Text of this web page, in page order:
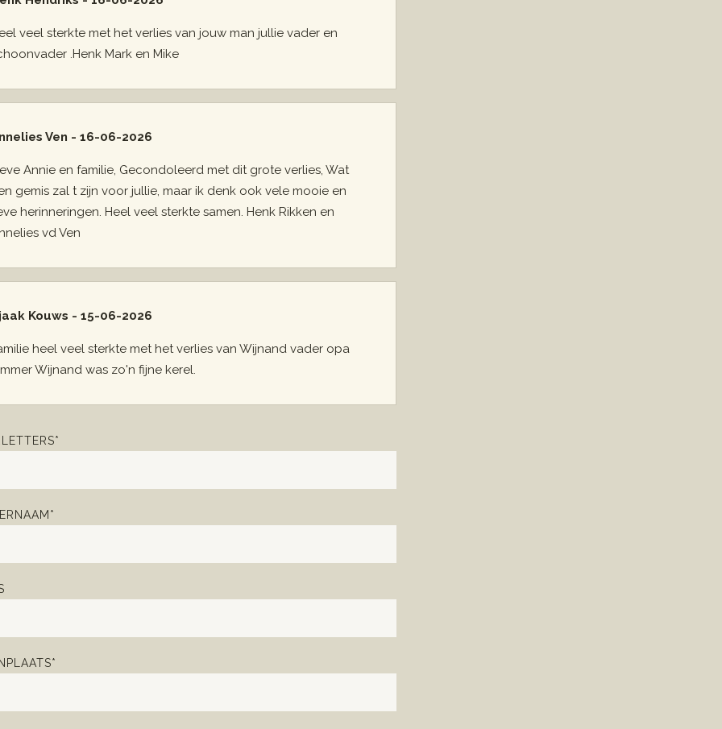
veel sterkte met het verlies van jouw man jullie vader en
.Henk Mark en Mike
Ven - 16-06-2026
Annie en familie, Gecondoleerd met dit grote verlies, Wat
gemis zal t zijn voor jullie, maar ik denk ook vele mooie en
herinneringen. Heel veel sterkte samen. Henk Rikken en
vd Ven
Kouws - 15-06-2026
heel veel sterkte met het verlies van Wijnand vader opa
Wijnand was zo'n fijne kerel.